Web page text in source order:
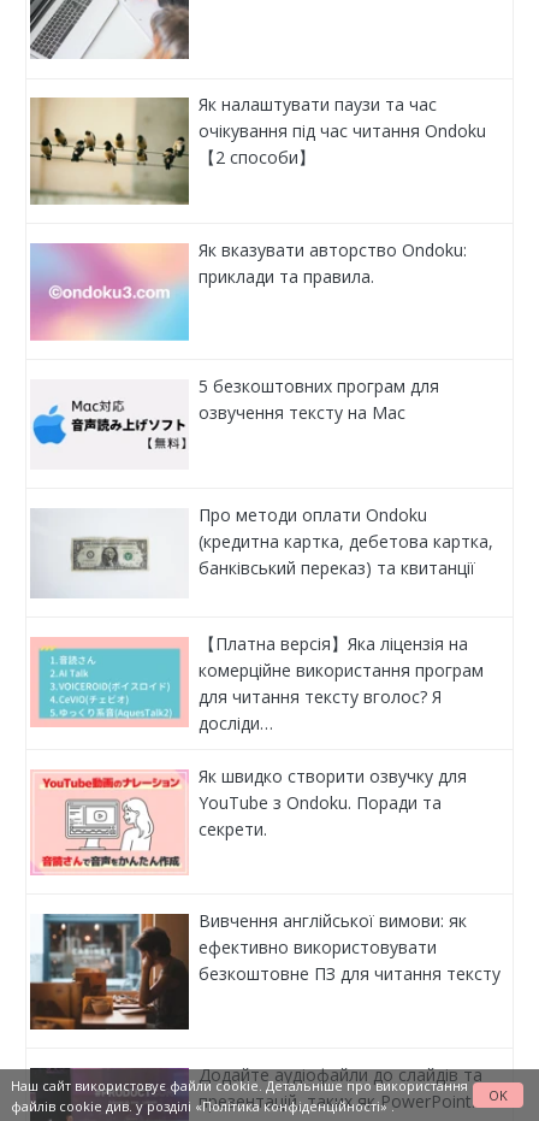
Як налаштувати паузи та час
очікування під час читання Ondoku
【2 способи】
Як вказувати авторство Ondoku:
приклади та правила.
5 безкоштовних програм для
озвучення тексту на Mac
Про методи оплати Ondoku
(кредитна картка, дебетова картка,
банківський переказ) та квитанції
【Платна версія】Яка ліцензія на
комерційне використання програм
для читання тексту вголос? Я
досліди…
Як швидко створити озвучку для
YouTube з Ondoku. Поради та
секрети.
Вивчення англійської вимови: як
ефективно використовувати
безкоштовне ПЗ для читання тексту
Додайте аудіофайли до слайдів та
презентацій, таких як PowerPoint.
Наш сайт використовує файли cookie. Детальніше про використання
файлів cookie див. у розділі «Політика конфіденційності».
OK